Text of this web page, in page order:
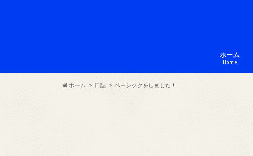
ホーム
Home
ホーム 日誌 ベーシックをしました！